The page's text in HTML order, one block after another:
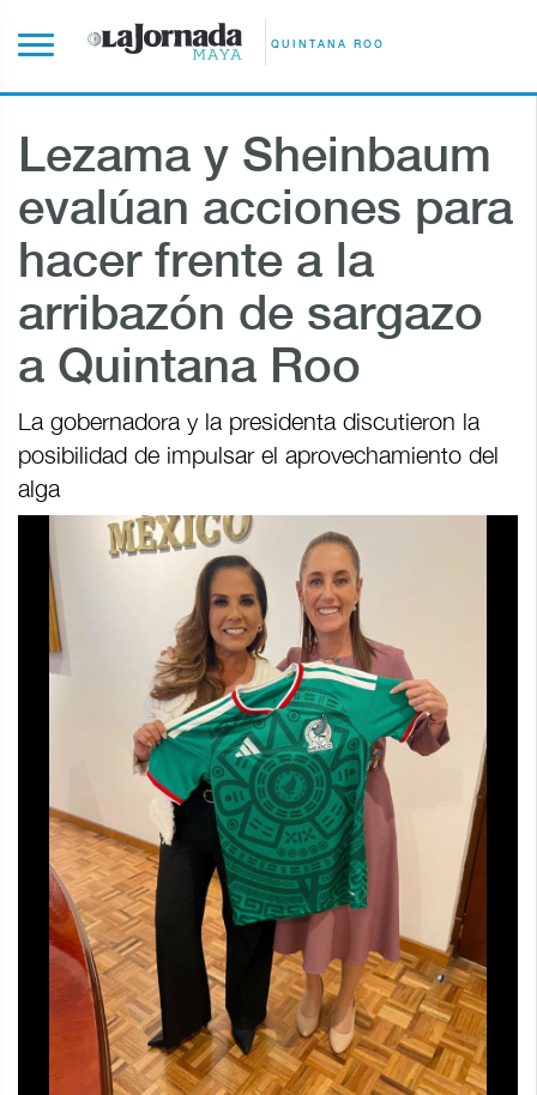
QUINTANA ROO
Lezama y Sheinbaum
evalúan acciones para
hacer frente a la
arribazón de sargazo
a Quintana Roo
La gobernadora y la presidenta discutieron la
posibilidad de impulsar el aprovechamiento del
alga